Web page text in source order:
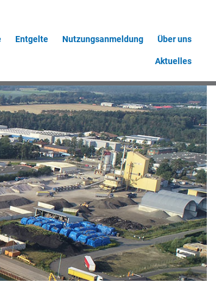
Entgelte Nutzungsanmeldung Über uns
Aktuelles